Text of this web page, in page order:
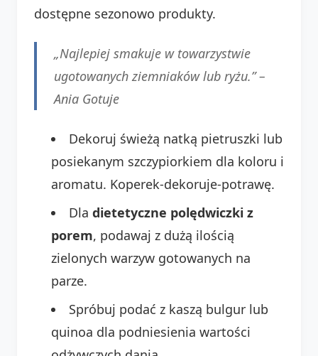
dostępne sezonowo produkty.
„Najlepiej smakuje w towarzystwie
ugotowanych ziemniaków lub ryżu.” –
Ania Gotuje
Dekoruj świeżą natką pietruszki lub
posiekanym szczypiorkiem dla koloru i
aromatu. Koperek-dekoruje-potrawę.
Dla dietetyczne polędwiczki z
porem, podawaj z dużą ilością
zielonych warzyw gotowanych na
parze.
Spróbuj podać z kaszą bulgur lub
quinoa dla podniesienia wartości